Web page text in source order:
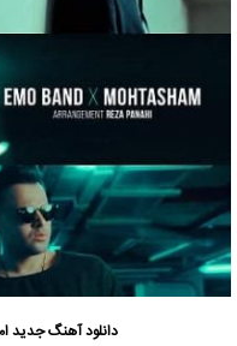
دانلود آهنگ جدید